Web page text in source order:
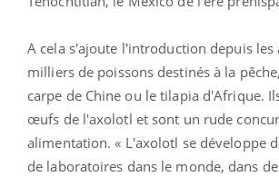
A cela s'ajoute l'introduction depuis les
milliers de poissons destinés à la
carpe de Chine ou le tilapia d'Afrique.
œufs de l'axolotl et sont un rude
alimentation. « L'axolotl se développe
de laboratoires dans le monde, dans